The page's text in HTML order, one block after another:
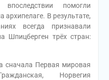
помогли
архипелаге. В результате,
всегда признавали
Шпицберген трёх стран:
Первая мировая
Норвегия